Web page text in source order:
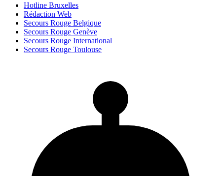
Hotline Bruxelles
Rédaction Web
Secours Rouge Belgique
Secours Rouge Genève
Secours Rouge International
Secours Rouge Toulouse